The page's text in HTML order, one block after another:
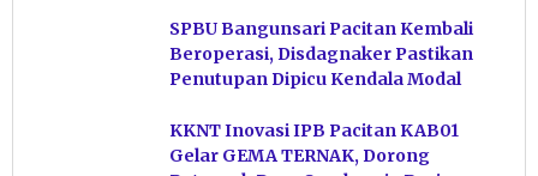
SPBU Bangunsari Pacitan Kembali
Beroperasi, Disdagnaker Pastikan
Penutupan Dipicu Kendala Modal
KKNT Inovasi IPB Pacitan KAB01
Gelar GEMA TERNAK, Dorong